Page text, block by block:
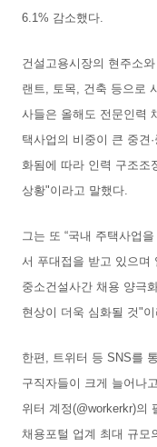
6.1% 감소했다.
건설고용시장의 현주소
랜트, 토목, 건축 등으로
사들은 올해도 전문인력
택사업의 비중이 큰 중견
화됨에 따라 인력 구조조
상황"이라고 말했다.
그는 또 “국내 주택사업
서 푸대접을 받고 있으며
중소건설사간 채용 양극
현상이 더욱 심화될 것"
한편, 트위터 등 SNS를
구직자들이 크게 늘어나
위터 계정(@workerkr)의
채용포털 업계 최대 규모